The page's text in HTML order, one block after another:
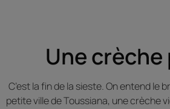
Une
C’est la fin de la sieste. On entend le
petite ville de Toussiana, une crèche